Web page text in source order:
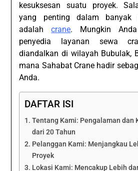
kesuksesan suatu proyek.
yang penting dalam banyak
adalahcrane. Mungkin
penyedia layanan sewa
diandalkan di wilayah Bubulak,
mana Sahabat Crane hadir
Anda.
DAFTAR ISI
Tentang Kami: Pengalaman dan
dari 20 Tahun
Pelanggan Kami: Menjangkau
Proyek
Lokasi Kami: Mencakup Lebih